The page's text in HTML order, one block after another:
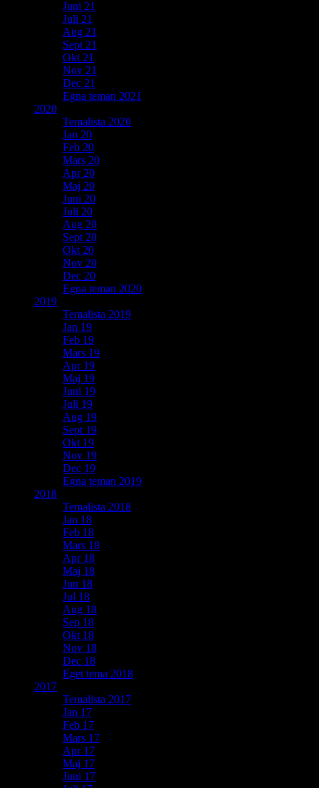
Juni 21
Juli 21
Aug 21
Sept 21
Okt 21
Nov 21
Dec 21
Egna teman 2021
2020
Temalista 2020
Jan 20
Feb 20
Mars 20
Apr 20
Maj 20
Juni 20
Juli 20
Aug 20
Sept 20
Okt 20
Nov 20
Dec 20
Egna teman 2020
2019
Temalista 2019
Jan 19
Feb 19
Mars 19
Apr 19
Maj 19
Juni 19
Juli 19
Aug 19
Sept 19
Okt 19
Nov 19
Dec 19
Egna teman 2019
2018
Temalista 2018
Jan 18
Feb 18
Mars 18
Apr 18
Maj 18
Jun 18
Jul 18
Aug 18
Sep 18
Okt 18
Nov 18
Dec 18
Eget tema 2018
2017
Temalista 2017
Jan 17
Feb 17
Mars 17
Apr 17
Maj 17
Juni 17